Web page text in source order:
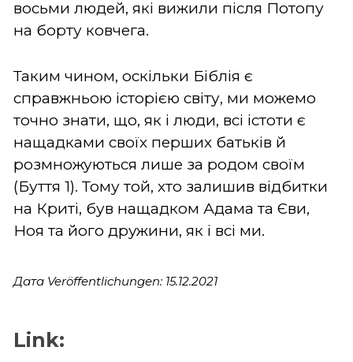
восьми людей, які вижили після Потопу
на борту ковчега.
Таким чином, оскільки Біблія є
справжньою історією світу, ми можемо
точно знати, що, як і люди, всі істоти є
нащадками своїх перших батьків й
розмножуються лише за родом своїм
(Буття 1). Тому той, хто залишив відбитки
на Криті, був нащадком Адама та Єви,
Ноя та його дружини, як і всі ми.
Дата Veröffentlichungen: 15.12.2021
Link: